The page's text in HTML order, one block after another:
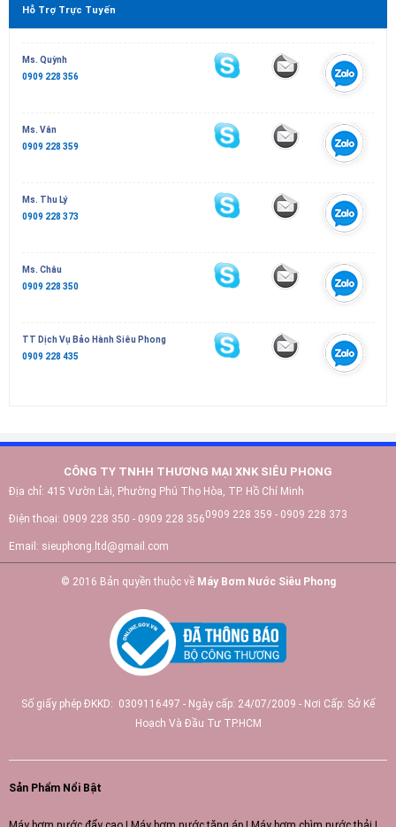
Hỗ Trợ Trực Tuyến
Ms. Quỳnh
0909 228 356
Ms. Vân
0909 228 359
Ms. Thu Lý
0909 228 373
Ms. Châu
0909 228 350
TT Dịch Vụ Bảo Hành Siêu Phong
0909 228 435
CÔNG TY TNHH THƯƠNG MẠI XNK SIÊU PHONG
Địa chỉ: 415 Vườn Lài, Phường Phú Thọ Hòa, TP. Hồ Chí Minh
Điện thoại: 0909 228 350 - 0909 228 3560909 228 359 - 0909 228 373
Email: sieuphong.ltd@gmail.com
© 2016 Bản quyền thuộc về Máy Bơm Nước Siêu Phong
Số giấy phép ĐKKD: 0309116497 - Ngày cấp: 24/07/2009 - Nơi Cấp: Sở Kế
Hoạch Và Đầu Tư TP.HCM
Sản Phẩm Nổi Bật